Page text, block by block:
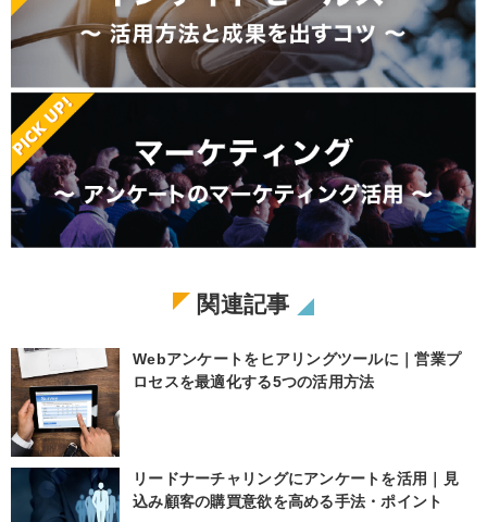
関連記事
Webアンケートをヒアリングツールに｜営業プ
ロセスを最適化する5つの活用方法
リードナーチャリングにアンケートを活用｜見
込み顧客の購買意欲を高める手法・ポイント